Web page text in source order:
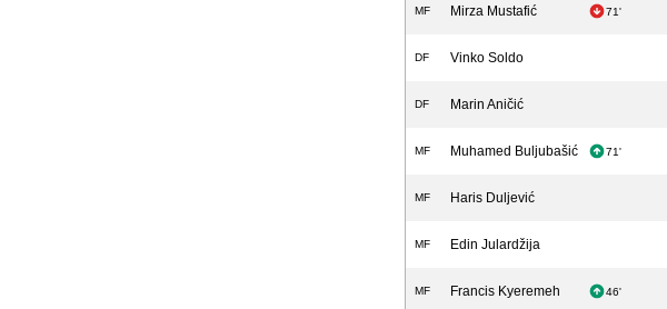
MF Mirza Mustafić 71'
DF Vinko Soldo
DF Marin Aničić
MF Muhamed Buljubašić 71'
MF Haris Duljević
MF Edin Julardžija
MF Francis Kyeremeh 46'